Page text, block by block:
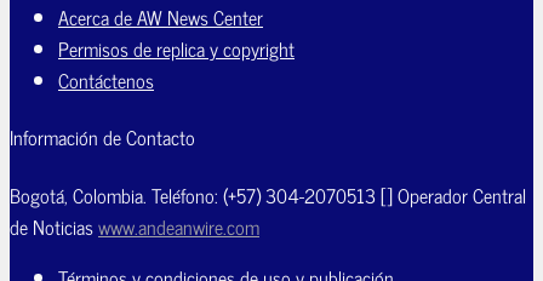
Acerca de AW News Center
Permisos de replica y copyright
Contáctenos
Información de Contacto
Bogotá, Colombia. Teléfono: (+57) 304-2070513 [] Operador Central
de Noticiaswww.andeanwire.com